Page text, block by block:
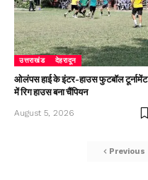
उत्तराखंड देहरादून
ओलंपस हाई के इंटर-हाउस फुटबॉल टूर्नामेंट
में रिग हाउस बना चैंपियन
August 5, 2026
Previous